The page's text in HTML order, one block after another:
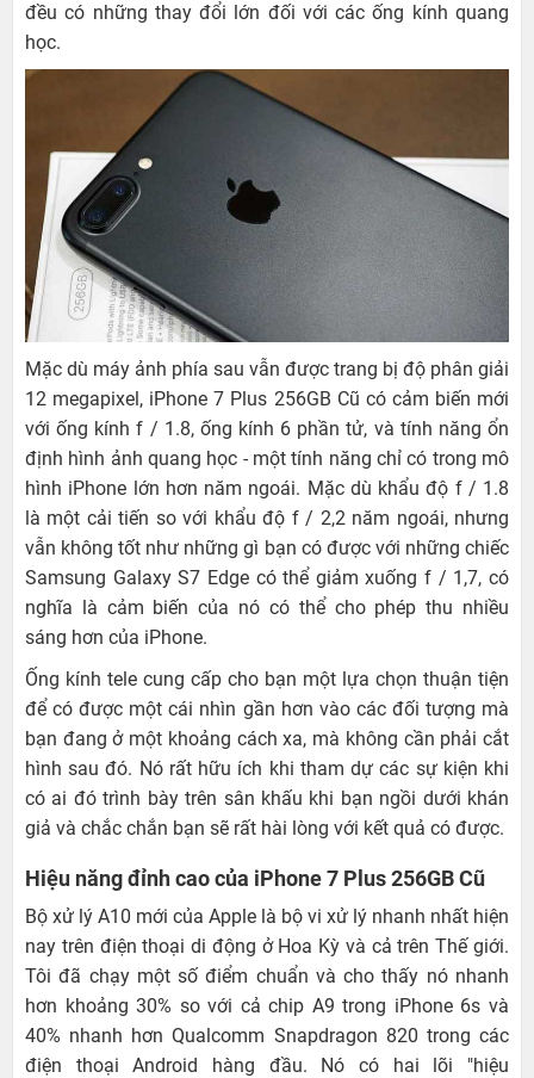
đều có những thay đổi lớn đối với các ống kính quang
học.
Mặc dù máy ảnh phía sau vẫn được trang bị độ phân giải
12 megapixel, iPhone 7 Plus 256GB Cũ có cảm biến mới
với ống kính f / 1.8, ống kính 6 phần tử, và tính năng ổn
định hình ảnh quang học - một tính năng chỉ có trong mô
hình iPhone lớn hơn năm ngoái. Mặc dù khẩu độ f / 1.8
là một cải tiến so với khẩu độ f / 2,2 năm ngoái, nhưng
vẫn không tốt như những gì bạn có được với những chiếc
Samsung Galaxy S7 Edge có thể giảm xuống f / 1,7, có
nghĩa là cảm biến của nó có thể cho phép thu nhiều
sáng hơn của iPhone.
Ống kính tele cung cấp cho bạn một lựa chọn thuận tiện
để có được một cái nhìn gần hơn vào các đối tượng mà
bạn đang ở một khoảng cách xa, mà không cần phải cắt
hình sau đó. Nó rất hữu ích khi tham dự các sự kiện khi
có ai đó trình bày trên sân khấu khi bạn ngồi dưới khán
giả và chắc chắn bạn sẽ rất hài lòng với kết quả có được.
Hiệu năng đỉnh cao của iPhone 7 Plus 256GB Cũ
Bộ xử lý A10 mới của Apple là bộ vi xử lý nhanh nhất hiện
nay trên điện thoại di động ở Hoa Kỳ và cả trên Thế giới.
Tôi đã chạy một số điểm chuẩn và cho thấy nó nhanh
hơn khoảng 30% so với cả chip A9 trong iPhone 6s và
40% nhanh hơn Qualcomm Snapdragon 820 trong các
điện thoại Android hàng đầu. Nó có hai lõi "hiệu